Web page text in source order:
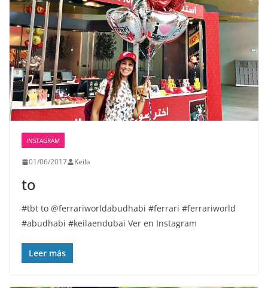
INSTAGRAM
01/06/2017 Keila
to
#tbt to @ferrariworldabudhabi #ferrari #ferrariworld
#abudhabi #keilaendubai Ver en Instagram
Leer más